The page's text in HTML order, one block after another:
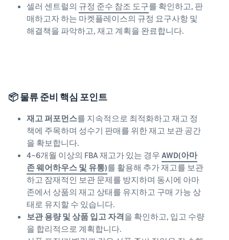
셀러 센트럴의 규정 준수 참조 도구를 확인하고, 판
매하고자 하는 마켓플레이스의 규정 요구사항 및
해결책을 파악하고, 재고 계획을 완료합니다.
📦 물류 준비 핵심 포인트
재고 퍼포먼스를 지속적으로 최적화하고 재고 정
책에 주목하며 성수기 판매를 위한 재고 보관 공간
을 확보합니다.
4~6개월 이상의 FBA 재고가 있는 경우 AWD(아마
존 웨어하우스 및 유통)를 활용해 추가 재고를 보관
하고 잠재적인 보관 문제를 방지하며 동시에 아마
존에서 상품의 재고 상태를 유지하고 구매 가능 상
태로 유지할 수 있습니다.
보관 용량 및 상품 입고 자격을 확인하고, 입고 수량
을 합리적으로 계획합니다.